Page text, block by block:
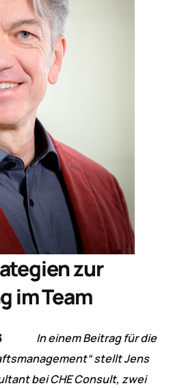
zur
im Team
In einem Beitrag für die
stellt Jens
bei CHE Consult, zwei